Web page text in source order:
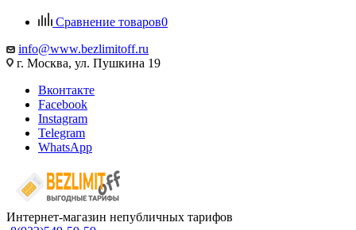
Сравнение товаров0
info@www.bezlimitoff.ru
г. Москва, ул. Пушкина 19
Вконтакте
Facebook
Instagram
Telegram
WhatsApp
Интернет-магазин непубличных тарифов